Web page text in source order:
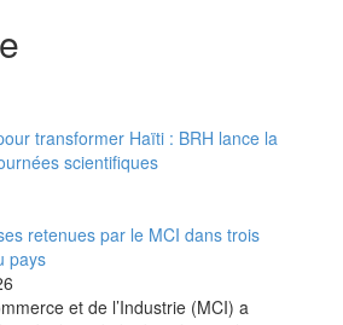
transformer Haïti : BRH lance la
scientifiques
retenues par le MCI dans trois
pays
et de l’Industrie (MCI) a